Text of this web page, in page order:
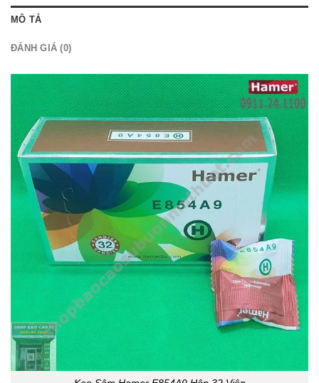
MÔ TẢ
ĐÁNH GIÁ (0)